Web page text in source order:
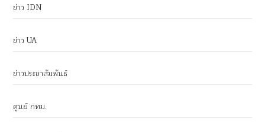
ข่าว IDN
ข่าว UA
ข่าวประชาสัมพันธ์
ศูนย์ กทม.